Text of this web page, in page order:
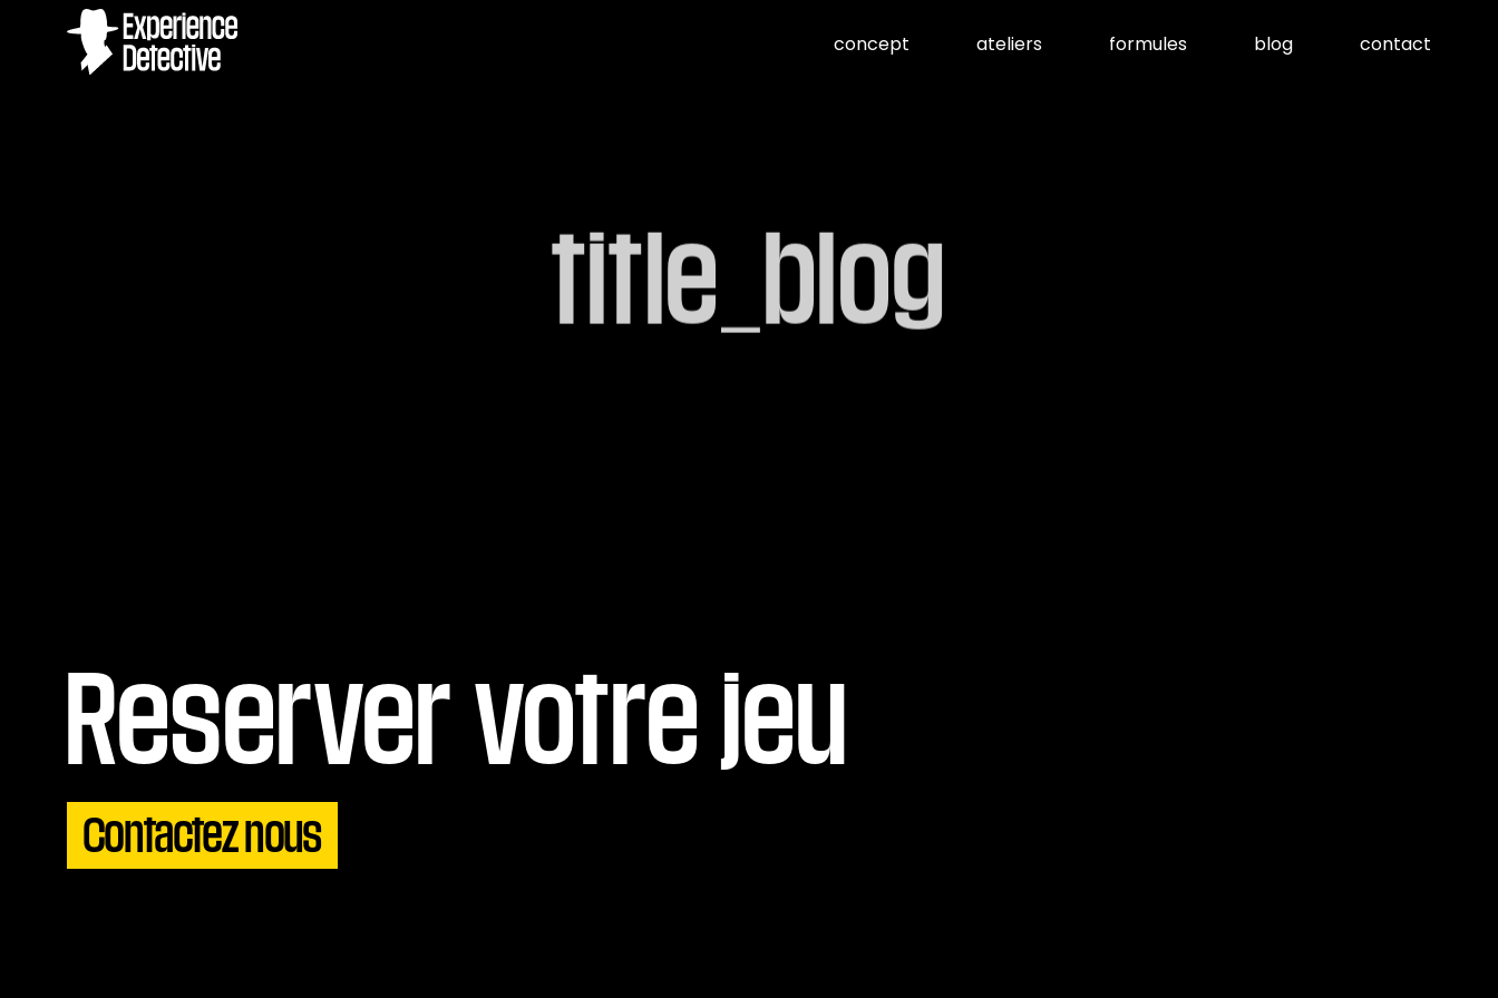
concept ateliers formules blog contact
title_blog
Reserver votre jeu
Contactez nous